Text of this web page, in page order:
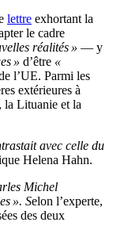
lettre exhortant la
le cadre
réalités » — y
» d’être «
l’UE. Parmi les
extérieures à
la Lituanie et la
avec celle du
Helena Hahn.
Michel
». Selon l’experte,
des deux